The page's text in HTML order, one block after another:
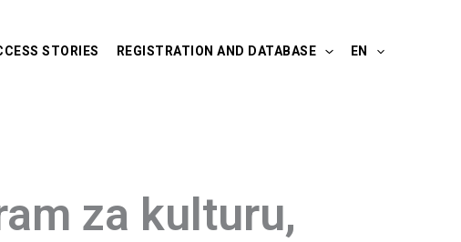
STORIES REGISTRATION AND DATABASE EN
za kulturu,